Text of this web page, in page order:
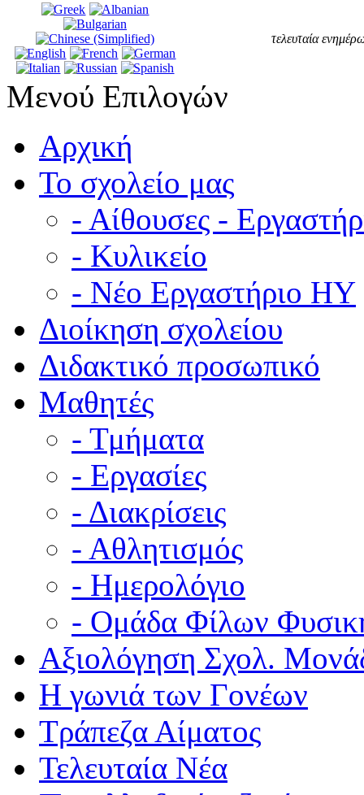
τελευταία
Μενού Επιλογών
Αρχική
Το σχολείο μας
- Αίθουσες -
- Κυλικείο
- Νέο Εργαστήριο ΗΥ
Διοίκηση σχολείου
Διδακτικό προσωπικό
Μαθητές
- Τμήματα
- Εργασίες
- Διακρίσεις
- Αθλητισμός
- Ημερολόγιο
- Ομάδα Φίλων
Αξιολόγηση Σχολ.
Η γωνιά των Γονέων
Τράπεζα Αίματος
Τελευταία Νέα